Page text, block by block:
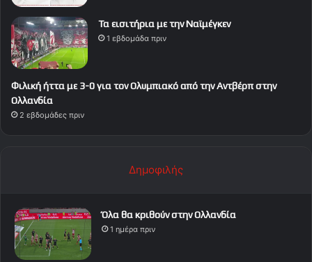
Τα εισιτήρια με την Ναϊμέγκεν
1 εβδομάδα πριν
Φιλική ήττα με 3-0 για τον Ολυμπιακό από την Αντβέρπ στην
Ολλανδία
2 εβδομάδες πριν
Δημοφιλής
Όλα θα κριθούν στην Ολλανδία
1 ημέρα πριν